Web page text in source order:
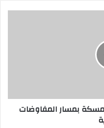
بمسار المفاوضات